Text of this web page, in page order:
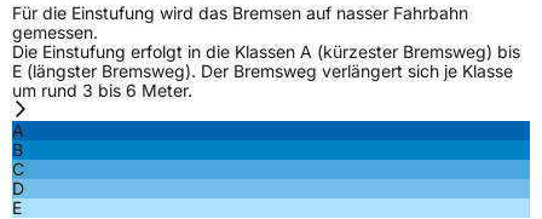
Für die Einstufung wird das Bremsen auf nasser Fahrbahn
gemessen.
Die Einstufung erfolgt in die Klassen A (kürzester Bremsweg) bis
E (längster Bremsweg). Der Bremsweg verlängert sich je Klasse
um rund 3 bis 6 Meter.
A
B
C
D
E